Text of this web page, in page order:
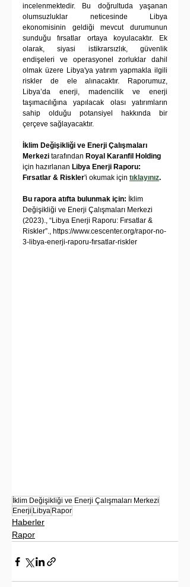
incelenmektedir. Bu doğrultuda yaşanan
olumsuzluklar neticesinde Libya
ekonomisinin geldiği mevcut durumunun
sunduğu fırsatlar ortaya koyulacaktır. Ek
olarak, siyasi istikrarsızlık, güvenlik
endişeleri ve operasyonel zorluklar dahil
olmak üzere Libya'ya yatırım yapmakla ilgili
riskler de ele alınacaktır. Raporumuz,
Libya’da enerji, madencilik ve enerji
taşımacılığına yapılacak olası yatırımların
sahip olduğu potansiyel hakkında bir
çerçeve sağlayacaktır.
İklim Değişikliği ve Enerji Çalışmaları
Merkezi tarafından Royal Karanfil Holding
için hazırlanan Libya Enerji Raporu:
Fırsatlar & Riskler'i okumak için tıklayınız.
Bu rapora atıfta bulunmak için: İklim
Değişikliği ve Enerji Çalışmaları Merkezi
(2023)., “Libya Enerji Raporu: Fırsatlar &
Riskler”., https://www.cescenter.org/rapor-no-
3-libya-enerji-raporu-fırsatlar-riskler
İklim Değişikliği ve Enerji Çalışmaları Merkezi
Enerji Libya Rapor
Haberler
Rapor